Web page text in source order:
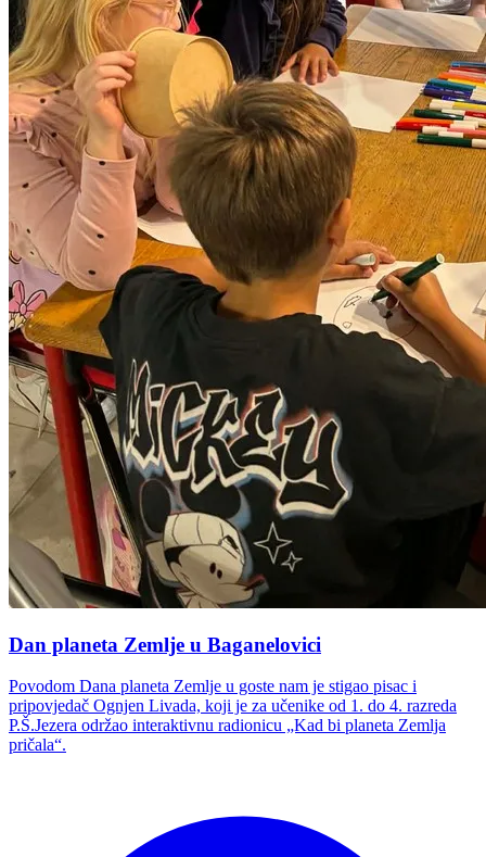
Dan planeta Zemlje u Baganelovici
Povodom Dana planeta Zemlje u goste nam je stigao pisac i
pripovjedač Ognjen Livada, koji je za učenike od 1. do 4. razreda
P.Š.Jezera održao interaktivnu radionicu „Kad bi planeta Zemlja
pričala“.